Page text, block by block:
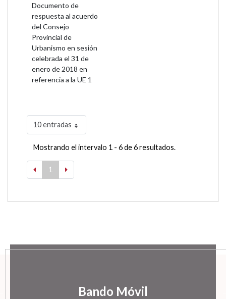
Documento de
respuesta al acuerdo
del Consejo
Provincial de
Urbanismo en sesión
celebrada el 31 de
enero de 2018 en
referencia a la UE 1
10 entradas
Mostrando el intervalo 1 - 6 de 6 resultados.
1
Bando Móvil